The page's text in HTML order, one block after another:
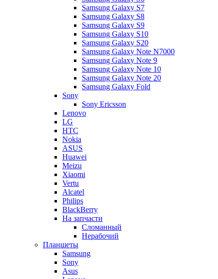
Samsung Galaxy S7
Samsung Galaxy S8
Samsung Galaxy S9
Samsung Galaxy S10
Samsung Galaxy S20
Samsung Galaxy Note N7000
Samsung Galaxy Note 9
Samsung Galaxy Note 10
Samsung Galaxy Note 20
Samsung Galaxy Fold
Sony
Sony Ericsson
Lenovo
LG
HTC
Nokia
ASUS
Huawei
Meizu
Xiaomi
Vertu
Alcatel
Philips
BlackBerry
На запчасти
Сломанный
Нерабочий
Планшеты
Samsung
Sony
Asus